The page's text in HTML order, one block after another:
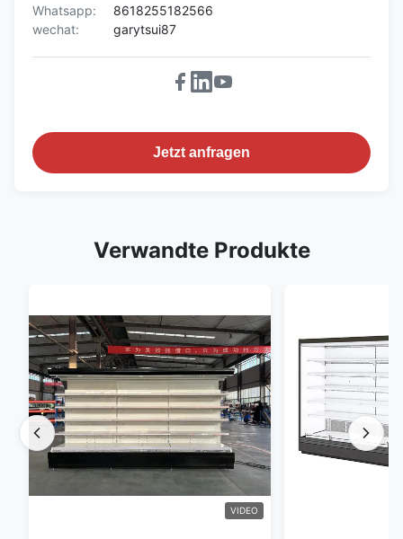
Whatsapp:
8618255182566
wechat:
garytsui87
Jetzt anfragen
Verwandte Produkte
VIDEO